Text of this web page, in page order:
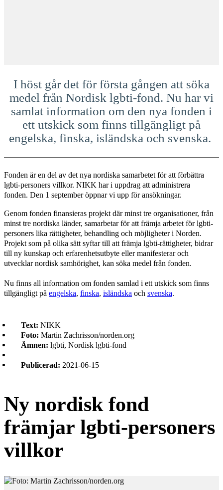
I höst går det för första gången att söka
medel från Nordisk lgbti-fond. Nu har vi
samlat information om den nya fonden i
ett utskick som finns tillgängligt på
engelska, finska, isländska och svenska.
Fonden är en del av det nya nordiska samarbetet för att förbättra
lgbti-personers villkor. NIKK har i uppdrag att administrera
fonden. Den 1 september öppnar vi upp för ansökningar.
Genom fonden finansieras projekt där minst tre organisationer, från
minst tre nordiska länder, samarbetar för att främja arbetet för lgbti-
personers lika rättigheter, behandling och möjligheter i Norden.
Projekt som på olika sätt syftar till att främja lgbti-rättigheter, bidrar
till ny kunskap och erfarenhetsutbyte eller manifesterar och
utvecklar nordisk samhörighet, kan söka medel från fonden.
Nu finns all information om fonden samlad i ett utskick som finns
tillgängligt på engelska, finska, isländska och svenska.
Text: NIKK
Foto: Martin Zachrisson/norden.org
Ämnen: lgbti, Nordisk lgbti-fond
Publicerad: 2021-06-15
Ny nordisk fond
främjar lgbti-personers
villkor